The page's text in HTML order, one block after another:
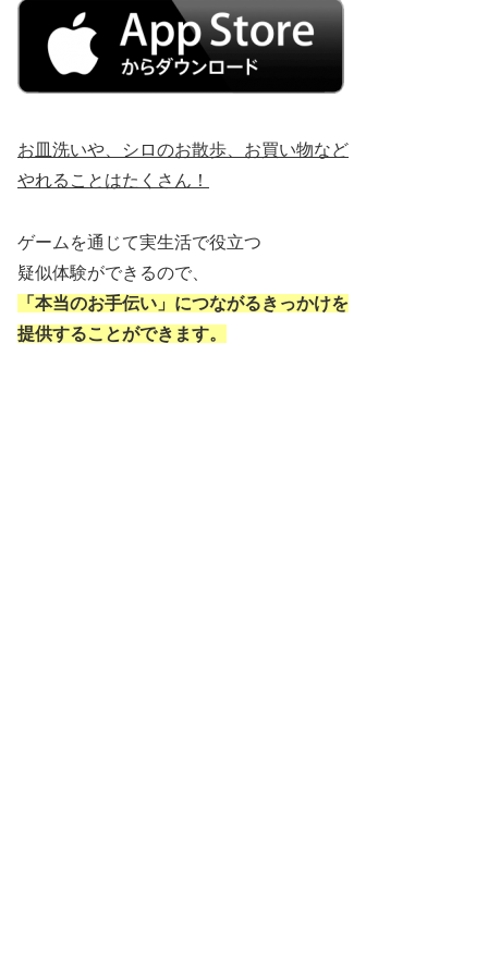
お皿洗いや、シロのお散歩、お買い物など
やれることはたくさん！
ゲームを通じて実生活で役立つ
疑似体験ができるので、
「本当のお手伝い」につながるきっかけを
提供することができます。